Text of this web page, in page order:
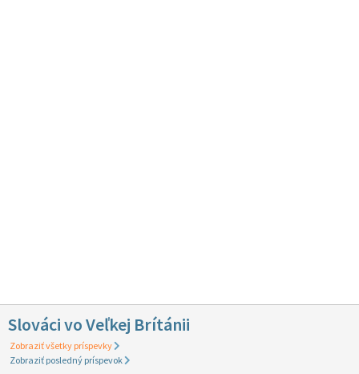
Slováci vo Veľkej Brítánii
Zobraziť všetky príspevky
Zobraziť posledný príspevok